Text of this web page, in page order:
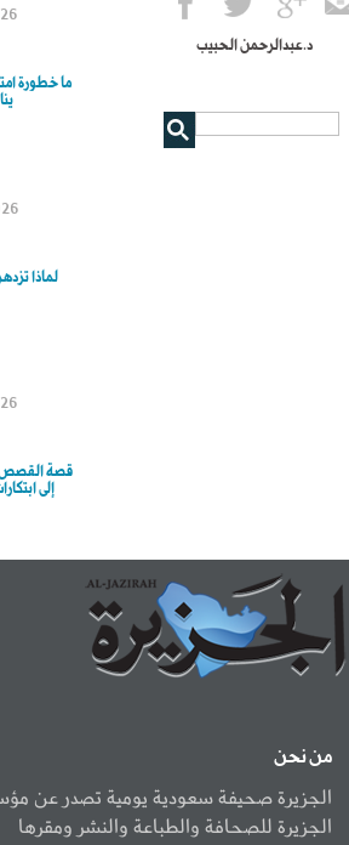
د.عبدالرحمن الحبيب
ما خطورة
لماذا
قصة القصص:
إلى
من نحن
الجزيرة صحيفة سعودية يومية تصدر عن
الجزيرة للصحافة والطباعة والنشر ومقرها